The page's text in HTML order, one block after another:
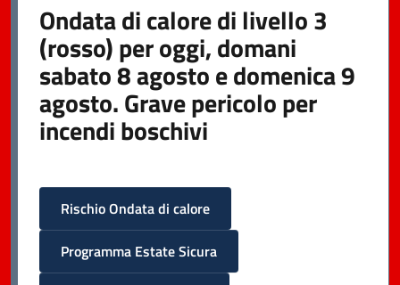
Ondata di calore di livello 3
(rosso) per oggi, domani
sabato 8 agosto e domenica 9
agosto. Grave pericolo per
incendi boschivi
Rischio Ondata di calore
Programma Estate Sicura